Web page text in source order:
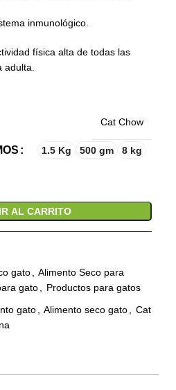
inmunológico.
física alta de todas las
Cat Chow
1.5 Kg 500 gm 8 kg
AL CARRITO
gato
Alimento Seco para
gato
Productos para gatos
gato Alimento seco gato
Cat